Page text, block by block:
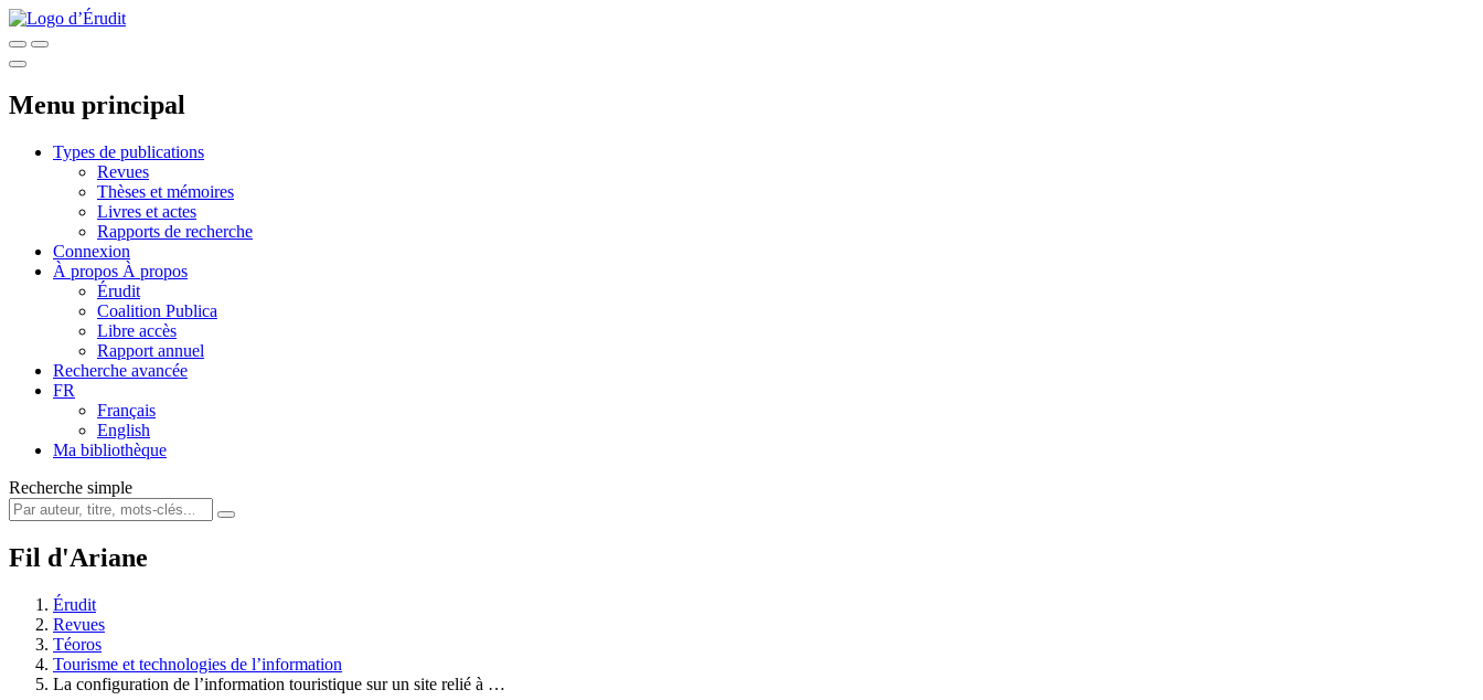
Menu principal
Types de publications
Revues
Thèses et mémoires
Livres et actes
Rapports de recherche
Connexion
À propos À propos
Érudit
Coalition Publica
Libre accès
Rapport annuel
Recherche avancée
FR
Français
English
Ma bibliothèque
Recherche simple
Fil d'Ariane
Érudit
Revues
Téoros
Tourisme et technologies de l’information
La configuration de l’information touristique sur un site relié à …